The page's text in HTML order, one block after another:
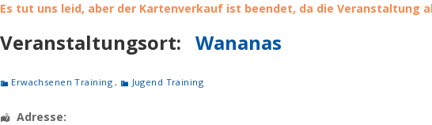
Es tut uns leid, aber der Kartenverkauf ist beendet, da die Veranstaltung
Veranstaltungsort: Wananas
Erwachsenen Training, Jugend Training
Adresse: